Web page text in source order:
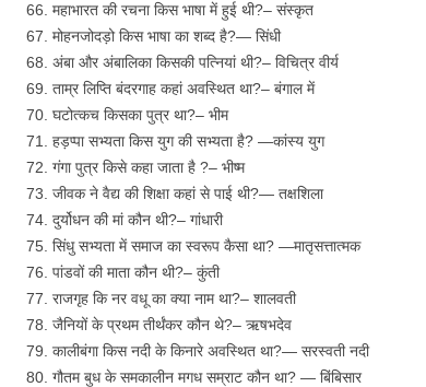
महाभारत की रचना किस भाषा में हुई थी?– संस्कृत
मोहनजोदड़ो किस भाषा का शब्द है?— सिंधी
अंबा और अंबालिका किसकी पत्नियां थी?– विचित्र वीर्य
ताम्र लिप्ति बंदरगाह कहां अवस्थित था?– बंगाल में
घटोत्कच किसका पुत्र था?– भीम
हड़प्पा सभ्यता किस युग की सभ्यता है? —कांस्य युग
गंगा पुत्र किसे कहा जाता है ?– भीष्म
जीवक ने वैद्य की शिक्षा कहां से पाई थी?— तक्षशिला
दुर्योधन की मां कौन थी?– गांधारी
सिंधु सभ्यता में समाज का स्वरूप कैसा था? —मातृसत्तात्मक
पांडवों की माता कौन थी?– कुंती
राजगृह कि नर वधू का क्या नाम था?– शालवती
जैनियों के प्रथम तीर्थंकर कौन थे?– ऋषभदेव
कालीबंगा किस नदी के किनारे अवस्थित था?— सरस्वती नदी
गौतम बुध के समकालीन मगध सम्राट कौन था? — बिंबिसार